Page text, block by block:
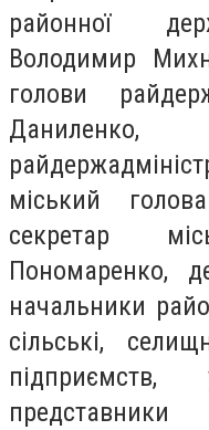
районної
Володимир
голови
Даниленко,
міський
секретар
Пономаренко,
начальники
сільські,
підприємств,